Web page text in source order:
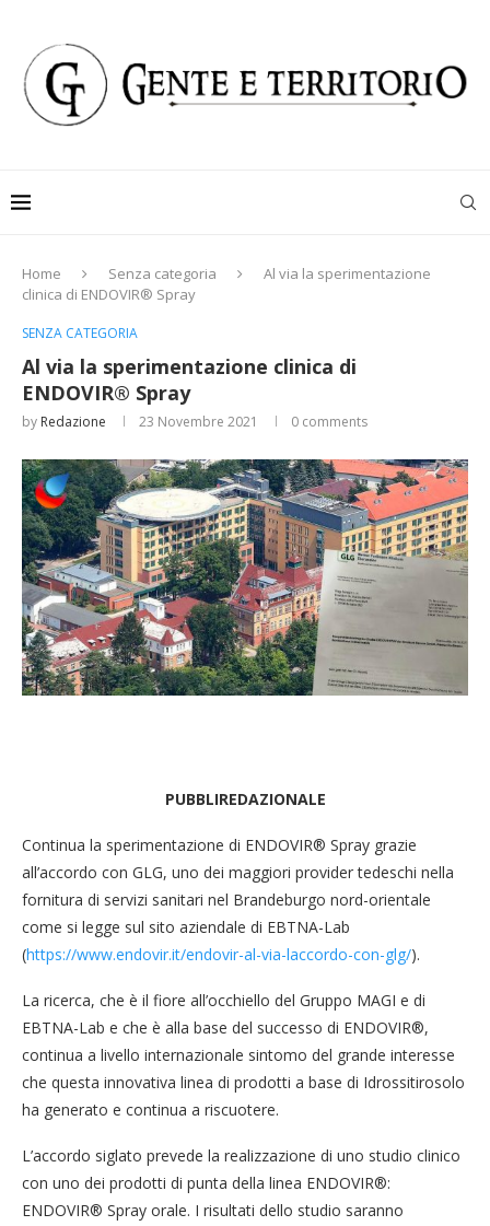
Home Senza categoria
Al via la sperimentazione
clinica di ENDOVIR® Spray
SENZA CATEGORIA
Al via la sperimentazione clinica di
ENDOVIR® Spray
by Redazione 23 Novembre 2021 0 comments
PUBBLIREDAZIONALE
Continua la sperimentazione di ENDOVIR® Spray grazie
all’accordo con GLG, uno dei maggiori provider tedeschi nella
fornitura di servizi sanitari nel Brandeburgo nord-orientale
come si legge sul sito aziendale di EBTNA-Lab
(https://www.endovir.it/endovir-al-via-laccordo-con-glg/).
La ricerca, che è il fiore all’occhiello del Gruppo MAGI e di
EBTNA-Lab e che è alla base del successo di ENDOVIR®,
continua a livello internazionale sintomo del grande interesse
che questa innovativa linea di prodotti a base di Idrossitirosolo
ha generato e continua a riscuotere.
L’accordo siglato prevede la realizzazione di uno studio clinico
con uno dei prodotti di punta della linea ENDOVIR®:
ENDOVIR® Spray orale. I risultati dello studio saranno